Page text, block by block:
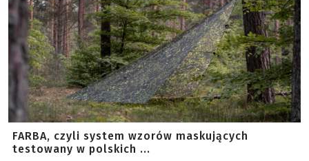
FARBA, czyli system wzorów maskujących
testowany w polskich ...